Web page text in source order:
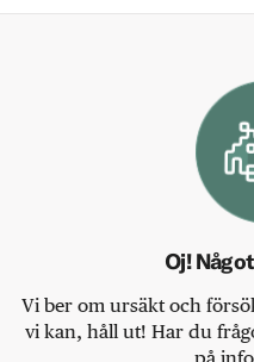
Oj!
Vi ber om ursäkt och
vi kan, håll ut! Har du